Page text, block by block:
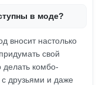
в моде?
вносит настолько
свой
делать комбо-
друзьями и даже